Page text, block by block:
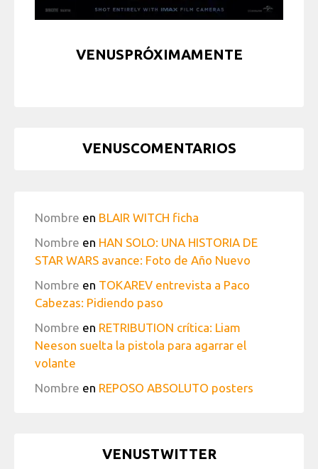
VENUSPRÓXIMAMENTE
VENUSCOMENTARIOS
Nombre en BLAIR WITCH ficha
Nombre en HAN SOLO: UNA HISTORIA DE
STAR WARS avance: Foto de Año Nuevo
Nombre en TOKAREV entrevista a Paco
Cabezas: Pidiendo paso
Nombre en RETRIBUTION crítica: Liam
Neeson suelta la pistola para agarrar el
volante
Nombre en REPOSO ABSOLUTO posters
VENUSTWITTER